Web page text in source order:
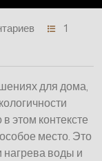
1
для дома,
этом контексте
место. Это
нагрева воды и